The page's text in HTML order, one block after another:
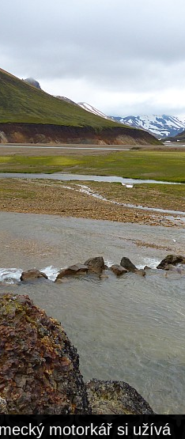
motorkář si užívá